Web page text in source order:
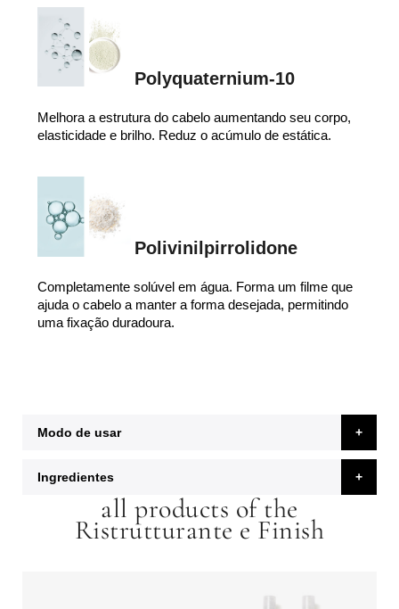
Polyquaternium-10
Melhora a estrutura do cabelo aumentando seu corpo,
elasticidade e brilho. Reduz o acúmulo de estática.
Polivinilpirrolidone
Completamente solúvel em água. Forma um filme que
ajuda o cabelo a manter a forma desejada, permitindo
uma fixação duradoura.
Modo de usar
Ingredientes
all products of the
Ristrutturante e Finish